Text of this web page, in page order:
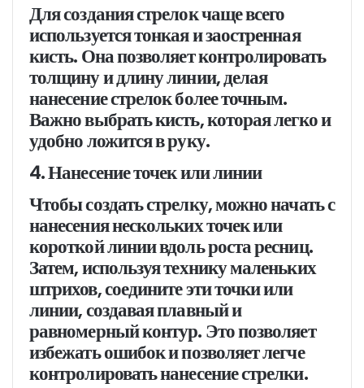
Для создания стрелок чаще всего
используется тонкая и заостренная
кисть. Она позволяет контролировать
толщину и длину линии, делая
нанесение стрелок более точным.
Важно выбрать кисть, которая легко и
удобно ложится в руку.
4. Нанесение точек или линии
Чтобы создать стрелку, можно начать с
нанесения нескольких точек или
короткой линии вдоль роста ресниц.
Затем, используя технику маленьких
штрихов, соедините эти точки или
линии, создавая плавный и
равномерный контур. Это позволяет
избежать ошибок и позволяет легче
контролировать нанесение стрелки.